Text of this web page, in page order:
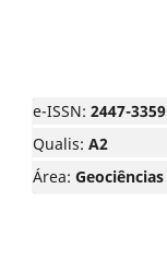
e-ISSN: 2447-3359
Qualis: A2
Área: Geociências